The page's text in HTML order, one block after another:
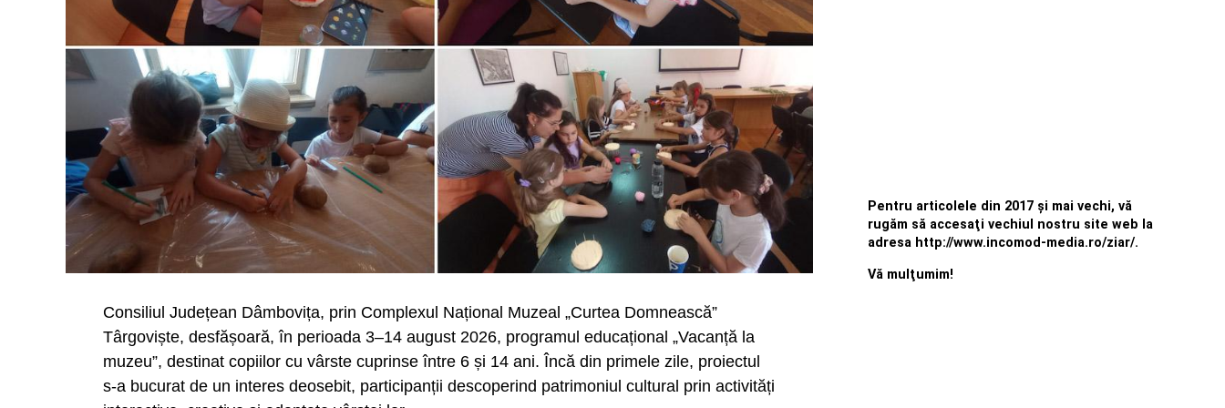
„Temperaturile extreme nu reprezintă doar un disconfort, ci un risc profesional care
poate avea consecințe grave asupra sănătății lucrătorilor. Obiectivul nostru nu este
aplicarea de sancțiuni, ci prevenirea accidentelor și a incidentelor generate de
caniculă. Protejarea salariaților trebuie să fie o prioritate. O sticlă cu apă, o pauză la
umbră sau adaptarea programului de lucru pot face diferența atunci când
temperaturile ating valori extreme”.
Urmărește Incomod Media și pe Google News
Consiliul Județean Dâmbovița, prin Complexul Național Muzeal „Curtea Domnească”
Târgoviște, desfășoară, în perioada 3–14 august 2026, programul educațional „Vacanță la
muzeu”, destinat copiilor cu vârste cuprinse între 6 și 14 ani. Încă din primele zile, proiectul
s-a bucurat de un interes deosebit, participanții descoperind patrimoniul cultural prin activități
Pentru articolele din 2017 şi mai vechi, vă
rugăm să accesaţi vechiul nostru site web la
adresa http://www.incomod-media.ro/ziar/.
Vă mulţumim!